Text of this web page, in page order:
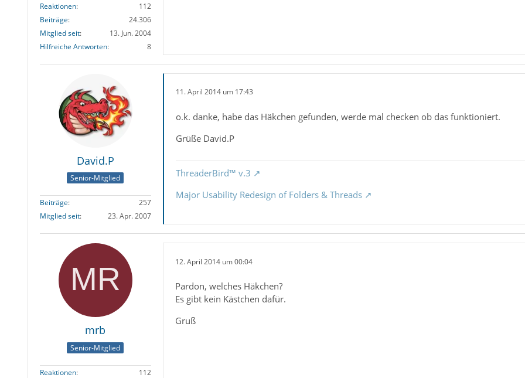
Reaktionen
112
Beiträge
24.306
Mitglied seit
13. Jun. 2004
Hilfreiche Antworten
8
David.P
Senior-Mitglied
Beiträge
257
Mitglied seit
23. Apr. 2007
11. April 2014 um 17:43
o.k. danke, habe das Häkchen gefunden, werde mal checken ob das funktioniert.
Grüße David.P
ThreaderBird™ v.3
Major Usability Redesign of Folders & Threads
mrb
Senior-Mitglied
Reaktionen
112
12. April 2014 um 00:04
Pardon, welches Häkchen?
Es gibt kein Kästchen dafür.
Gruß